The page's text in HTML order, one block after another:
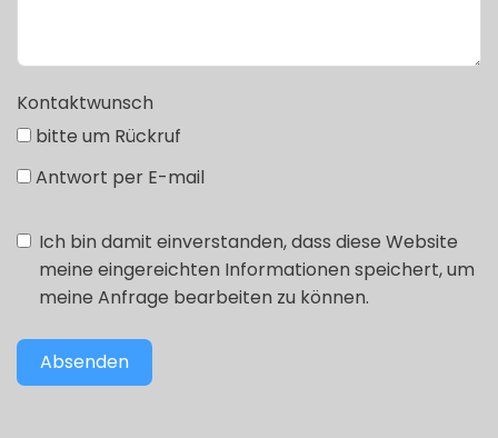
Kontaktwunsch
bitte um Rückruf
Antwort per E-mail
Ich bin damit einverstanden, dass diese Website
meine eingereichten Informationen speichert, um
meine Anfrage bearbeiten zu können.
Absenden